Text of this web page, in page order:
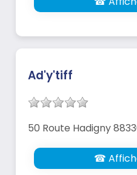
Ad'y'tiff
50 Route Hadigny
☎